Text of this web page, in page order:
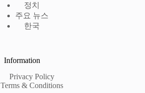
정치
주요 뉴스
한국
Information
Privacy Policy
Terms & Conditions